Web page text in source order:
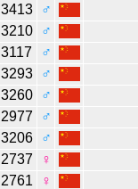
3413
♂
3210
♂
3117
♂
3293
♂
3260
♂
2977
♂
3206
♂
2737
♀
2761
♀